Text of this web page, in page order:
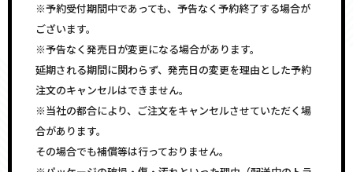
※予約受付期間中であっても、予告なく予約終了する場合が
ございます。
※予告なく発売日が変更になる場合があります。
延期される期間に関わらず、発売日の変更を理由とした予約
注文のキャンセルはできません。
※当社の都合により、ご注文をキャンセルさせていただく場
合があります。
その場合でも補償等は行っておりません。